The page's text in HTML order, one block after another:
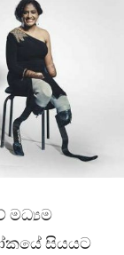
මධ්‍යම
සියයට